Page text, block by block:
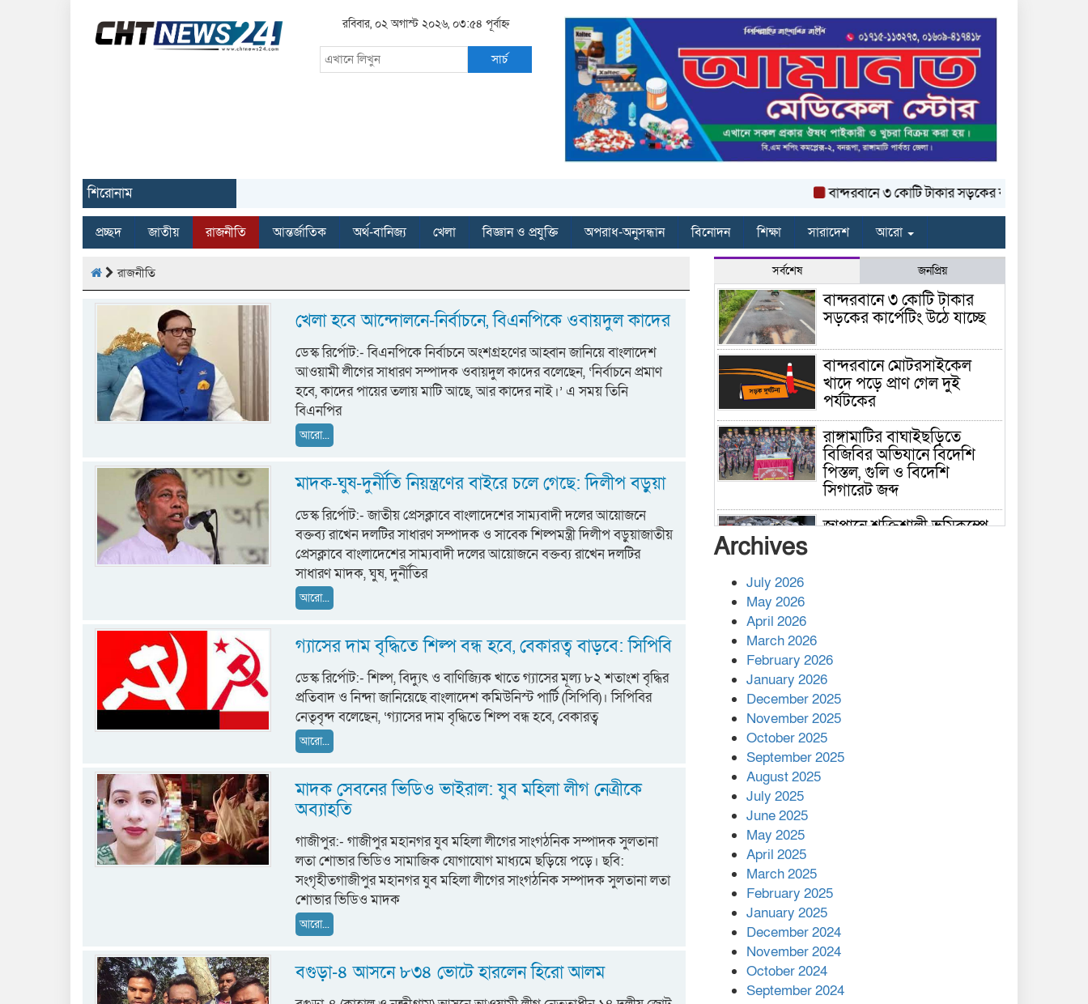
রবিবার, ০২ অগাস্ট ২০২৬, ০৩:৫৪ পূর্বাহ্ন
সার্চ
শিরোনাম বান্দরবানে ৩ কোটি টাকার সড়কের কার্পেটিং উঠে যাচ্ছে
প্রচ্ছদ জাতীয় রাজনীতি আন্তর্জাতিক অর্থ-বানিজ্য খেলা বিজ্ঞান ও প্রযুক্তি অপরাধ-অনুসন্ধান বিনোদন শিক্ষা সারাদেশ আরো
রাজনীতি
খেলা হবে আন্দোলনে-নির্বাচনে, বিএনপিকে ওবায়দুল কাদের
ডেস্ক রির্পোট:- বিএনপিকে নির্বাচনে অংশগ্রহণের আহ্বান জানিয়ে বাংলাদেশ
আওয়ামী লীগের সাধারণ সম্পাদক ওবায়দুল কাদের বলেছেন, ‘নির্বাচনে প্রমাণ
হবে, কাদের পায়ের তলায় মাটি আছে, আর কাদের নাই।’ এ সময় তিনি
বিএনপির
আরো...
মাদক-ঘুষ-দুর্নীতি নিয়ন্ত্রণের বাইরে চলে গেছে: দিলীপ বড়ুয়া
ডেস্ক রির্পোট:- জাতীয় প্রেসক্লাবে বাংলাদেশের সাম্যবাদী দলের আয়োজনে
বক্তব্য রাখেন দলটির সাধারণ সম্পাদক ও সাবেক শিল্পমন্ত্রী দিলীপ বড়ুয়াজাতীয়
প্রেসক্লাবে বাংলাদেশের সাম্যবাদী দলের আয়োজনে বক্তব্য রাখেন দলটির
সাধারণ মাদক, ঘুষ, দুর্নীতির
আরো...
গ্যাসের দাম বৃদ্ধিতে শিল্প বন্ধ হবে, বেকারত্ব বাড়বে: সিপিবি
ডেস্ক রির্পোট:- শিল্প, বিদ্যুৎ ও বাণিজ্যিক খাতে গ্যাসের মূল্য ৮২ শতাংশ বৃদ্ধির
প্রতিবাদ ও নিন্দা জানিয়েছে বাংলাদেশ কমিউনিস্ট পার্টি (সিপিবি)। সিপিবির
নেতৃবৃন্দ বলেছেন, ‘গ্যাসের দাম বৃদ্ধিতে শিল্প বন্ধ হবে, বেকারত্ব
আরো...
মাদক সেবনের ভিডিও ভাইরাল: যুব মহিলা লীগ নেত্রীকে
অব্যাহতি
গাজীপুর:- গাজীপুর মহানগর যুব মহিলা লীগের সাংগঠনিক সম্পাদক সুলতানা
লতা শোভার ভিডিও সামাজিক যোগাযোগ মাধ্যমে ছড়িয়ে পড়ে। ছবি:
সংগৃহীতগাজীপুর মহানগর যুব মহিলা লীগের সাংগঠনিক সম্পাদক সুলতানা লতা
শোভার ভিডিও মাদক
আরো...
বগুড়া-৪ আসনে ৮৩৪ ভোটে হারলেন হিরো আলম
সর্বশেষ জনপ্রিয়
বান্দরবানে ৩ কোটি টাকার
সড়কের কার্পেটিং উঠে যাচ্ছে
বান্দরবানে মোটরসাইকেল
খাদে পড়ে প্রাণ গেল দুই
পর্যটকের
রাঙ্গামাটির বাঘাইছড়িতে
বিজিবির অভিযানে বিদেশি
পিস্তল, গুলি ও বিদেশি
সিগারেট জব্দ
জাপানে শক্তিশালী ভূমিকম্পে
কাপ্তাই প্রেস ক্লাবের সভাপতি
মাহফুজ, সম্পাদক রিপন মারমা
নির্বাচিত
মালয়েশিয়ার প্রধানমন্ত্রীকে চিঠি
দেয়ার পর ফোন তারেক
রহমানের,গ্যাস সঙ্কট
মোকাবিলায় সহায়তার আশ্বাস
এক বিলিয়ন ডলার বিনিয়োগ
হবে আনোয়ারায়
বান্দরবানে বন্যায় ক্ষতিগ্রস্তদের
মাঝে সহায়তা দিলেন সাচিং প্রু
জেরী
Archives
July 2026
May 2026
April 2026
March 2026
February 2026
January 2026
December 2025
November 2025
October 2025
September 2025
August 2025
July 2025
June 2025
May 2025
April 2025
March 2025
February 2025
January 2025
December 2024
November 2024
October 2024
September 2024